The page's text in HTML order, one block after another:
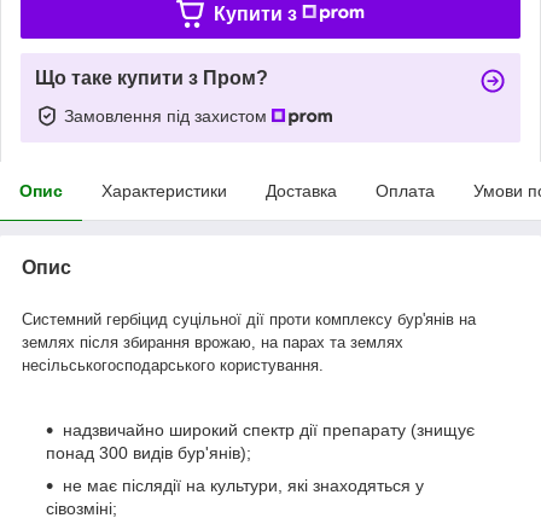
Купити з
Що таке купити з Пром?
Замовлення під захистом
Опис Характеристики Доставка Оплата Умови
Опис
Системний гербіцид суцільної дії проти комплексу бур'янів на
землях після збирання врожаю, на парах та землях
несільськогосподарського користування.
надзвичайно широкий спектр дії препарату (знищує
понад 300 видів бур'янів);
не має післядії на культури, які знаходяться у
сівозміні;